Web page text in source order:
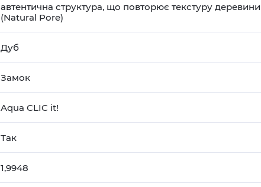
автентична структура, що повторює текстуру
(Natural Pore)
Дуб
Замок
Aqua CLIC it!
Так
1,9948